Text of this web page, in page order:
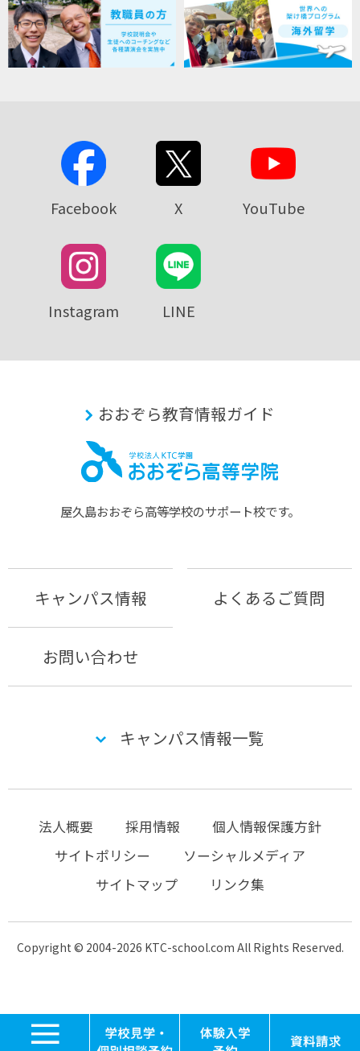
Facebook X YouTube
Instagram LINE
おおぞら教育情報ガイド
屋久島おおぞら⾼等学校のサポート校です。
キャンパス情報 よくあるご質問
お問い合わせ
キャンパス情報一覧
法人概要 採用情報
個人情報保護方針
サイトポリシー
ソーシャルメディア
サイトマップ
リンク集
Copyright © 2004-2026 KTC-school.com All Rights Reserved.